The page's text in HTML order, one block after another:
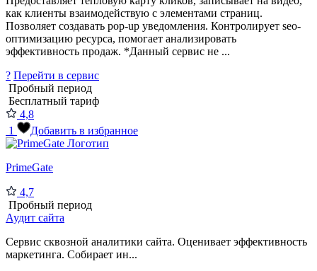
как клиенты взаимодействую с элементами страниц.
Позволяет создавать pop-up уведомления. Контролирует seo-
оптимизацию ресурса, помогает анализировать
эффективность продаж. *Данный сервис не ...
? Перейти в сервис
Пробный период
Бесплатный тариф
4,8
1
Добавить в избранное
PrimeGate
4,7
Пробный период
Аудит сайта
Сервис сквозной аналитики сайта. Оценивает эффективность
маркетинга. Собирает ин...